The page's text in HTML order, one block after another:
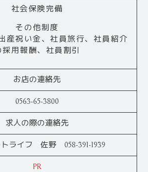
社会保険完備
その他制度
産祝い金、社員旅行、社員紹介
採用報酬、社員割引
お店の連絡先
0563-65-3800
求人の際の連絡先
ライフ 佐野 058-391-1939
PR